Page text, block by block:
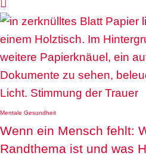

Mentale Gesundheit
Wenn ein Mensch fehlt:
Randthema ist und was